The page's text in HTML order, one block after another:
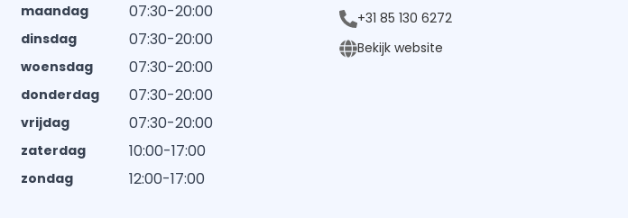
maandag 07:30-20:00
dinsdag 07:30-20:00
woensdag 07:30-20:00
donderdag 07:30-20:00
vrijdag 07:30-20:00
zaterdag 10:00-17:00
zondag 12:00-17:00
+31 85 130 6272
Bekijk website